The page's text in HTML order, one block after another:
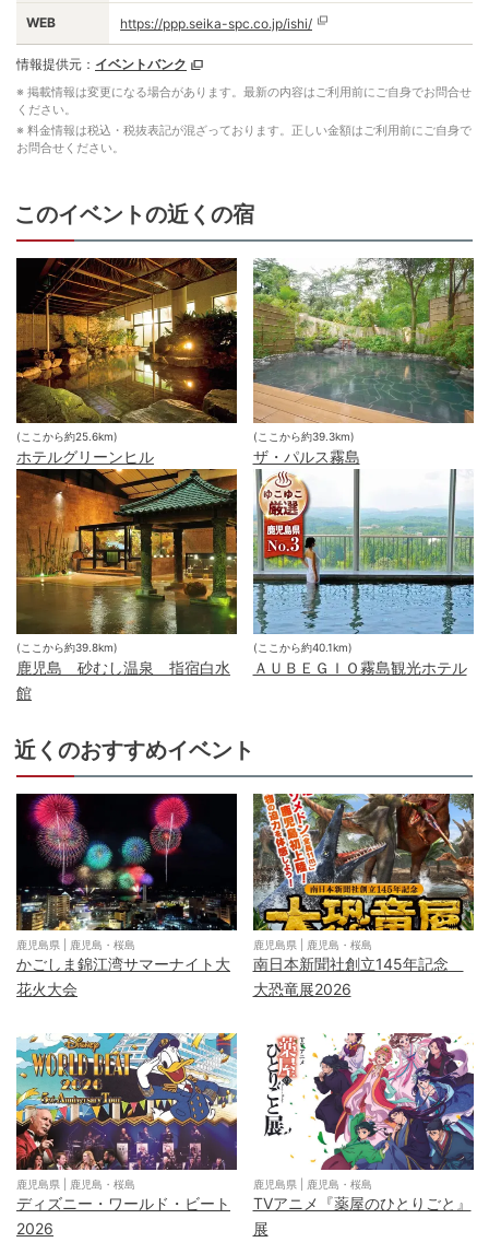
WEB https://ppp.seika-spc.co.jp/ishi/
情報提供元： イベントバンク
※ 掲載情報は変更になる場合があります。最新の内容はご利用前にご自身でお問合せ
ください。
※ 料金情報は税込・税抜表記が混ざっております。正しい金額はご利用前にご自身で
お問合せください。
このイベントの近くの宿
(ここから約25.6km)
ホテルグリーンヒル
(ここから約39.3km)
ザ・パルス霧島
(ここから約39.8km)
鹿児島 砂むし温泉 指宿白水
館
(ここから約40.1km)
ＡＵＢＥＧＩＯ霧島観光ホテル
近くのおすすめイベント
鹿児島県 鹿児島・桜島
かごしま錦江湾サマーナイト大
花火大会
鹿児島県| 鹿児島・桜島
南日本新聞社創立145年記念
大恐竜展2026
鹿児島県 鹿児島・桜島
ディズニー・ワールド・ビート
2026
鹿児島県| 鹿児島・桜島
TVアニメ『薬屋のひとりごと』
展